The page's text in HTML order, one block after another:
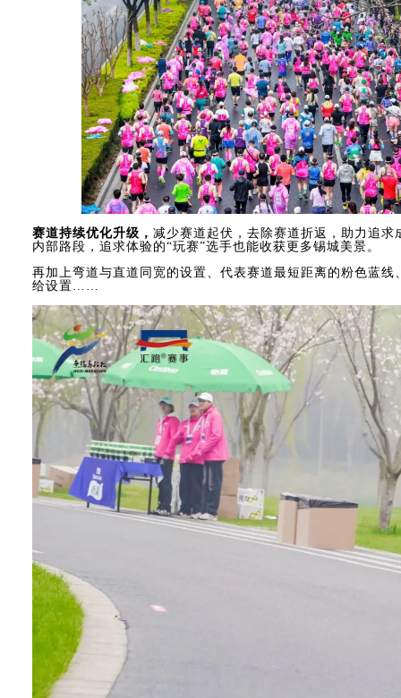
赛道持续优化升级， 减少赛道起伏，去除赛道折返，助力追
内部路段，追求体验的“玩赛”选手也能收获更多锡城美景。
再加上弯道与直道同宽的设置、代表赛道最短距离的粉色蓝
给设置……